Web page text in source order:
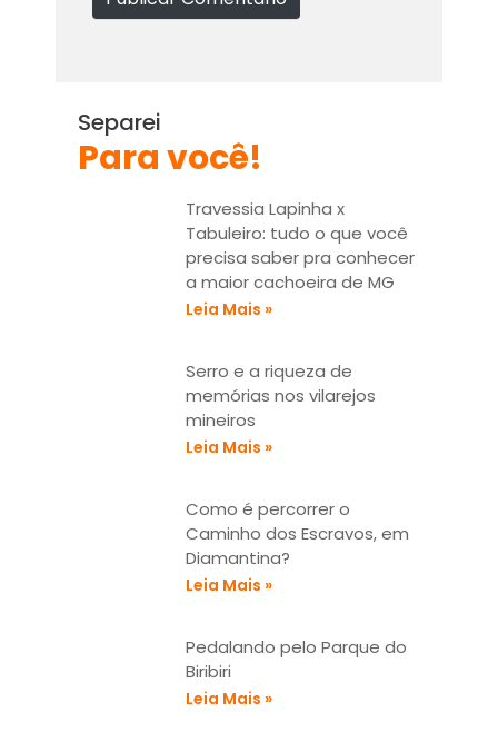
s
Separei
Para você!
Travessia Lapinha x
Tabuleiro: tudo o que você
precisa saber pra conhecer
a maior cachoeira de MG
Leia Mais »
Serro e a riqueza de
memórias nos vilarejos
mineiros
Leia Mais »
Como é percorrer o
Caminho dos Escravos, em
Diamantina?
Leia Mais »
Pedalando pelo Parque do
Biribiri
Leia Mais »